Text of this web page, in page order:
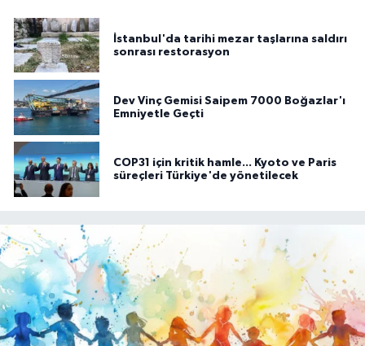
İstanbul'da tarihi mezar taşlarına saldırı
sonrası restorasyon
Dev Vinç Gemisi Saipem 7000 Boğazlar'ı
Emniyetle Geçti
COP31 için kritik hamle... Kyoto ve Paris
süreçleri Türkiye'de yönetilecek